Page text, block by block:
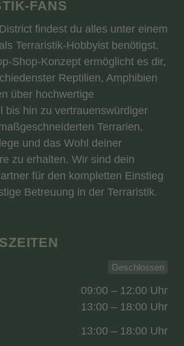
FANS
findest du alles unter einem
Terraristik-Hobbyist benötigst.
Shop-Konzept ermöglicht es dir,
Reptilien, Amphibien
über hochwertige
bis hin zu vertrauenswürdiger
Terrarien,
und das Wohl deiner
zu erhalten. Wir sind dein
für den kompletten Einstieg
Betreuung in der Terraristik.
Geschlossen
09:00 – 12:00 Uhr
13:00 – 18:00 Uhr
13:00 – 18:00 Uhr